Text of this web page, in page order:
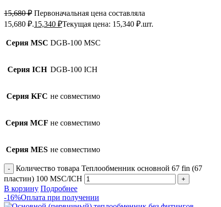
15,680₽ Первоначальная цена составляла
15,680 ₽.15,340 ₽Текущая цена: 15,340 ₽.шт.
Серия MSC DGB-100 MSC
Серия ICH DGB-100 ICH
Серия KFC не совместимо
Серия MCF не совместимо
Серия MES не совместимо
Количество товара Теплообменник основной 67 fin (67
пластин) 100 MSC/ICH
В корзину Подробнее
-16%Оплата при получении